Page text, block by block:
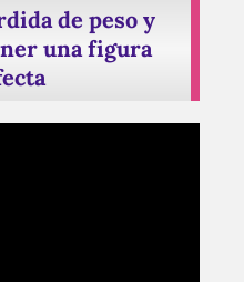
de peso y
una figura